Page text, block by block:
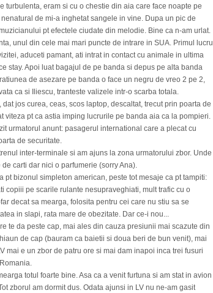
turbulenta, eram si cu o chestie din aia care face noapte pe
de mi-a inghetat sangele in vine. Dupa un pic de
pt efectele ciudate din melodie. Bine ca n-am urlat.
unul din cele mai mari puncte de intrare in SUA. Primul lucru
aduceti pamant, ati intrat in contact cu animale in ultima
stay. Apoi luat bagajul de pe banda si depus pe alta banda
de asezare pe banda o face un negru de vreo 2 pe 2,
ca si Iliescu, tranteste valizele intr-o scarba totala.
jos curea, ceas, scos laptop, descaltat, trecut prin poarta de
viteza pt ca astia imping lucrurile pe banda aia ca la pompieri.
urmatorul anunt: pasagerul international care a plecat cu
de securitate.
inter-terminale si am ajuns la zona urmatorului zbor. Unde
carti dar nici o parfumerie (sorry Ana).
pt bizonul simpleton american, peste tot mesaje ca pt tampiti:
copiii pe scarile rulante nesupraveghiati, mult trafic cu o
decat sa mearga, folosita pentru cei care nu stiu sa se
in slapi, rata mare de obezitate. Dar ce-i nou...
te da peste cap, mai ales din cauza presiunii mai scazute din
de cap (bauram ca baietii si doua beri de bun venit), mai
mai e un zbor de patru ore si mai dam inapoi inca trei fusuri
totul foarte bine. Asa ca a venit furtuna si am stat in avion
zborul am dormit dus. Odata ajunsi in LV nu ne-am gasit